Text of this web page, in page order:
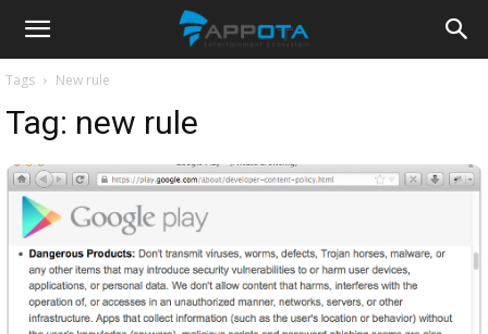
Appota
News
Tags New rule
Tag: new rule